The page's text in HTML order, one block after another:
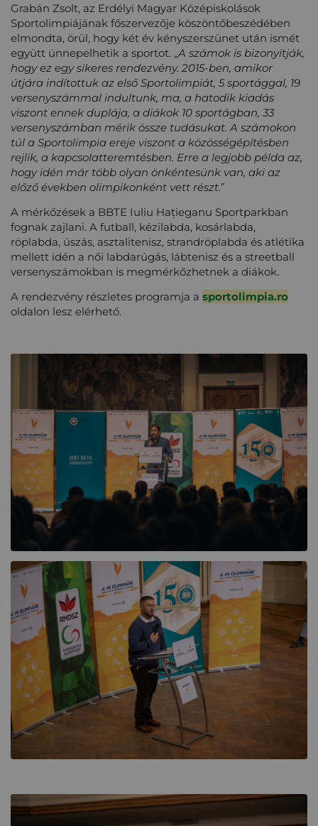
Grabán Zsolt, az Erdélyi Magyar Középiskolások
Sportolimpiájának főszervezője köszöntőbeszédében
elmondta, örül, hogy két év kényszerszünet után ismét
együtt ünnepelhetik a sportot. „A számok is bizonyítják,
hogy ez egy sikeres rendezvény. 2015-ben, amikor
útjára indítottuk az első Sportolimpiát, 5 sportággal, 19
versenyszámmal indultunk, ma, a hatodik kiadás
viszont ennek duplája, a diákok 10 sportágban, 33
versenyszámban mérik össze tudásukat. A számokon
túl a Sportolimpia ereje viszont a közösségépítésben
rejlik, a kapcsolatteremtésben. Erre a legjobb példa az,
hogy idén már több olyan önkéntesünk van, aki az
előző években olimpikonként vett részt.”
A mérkőzések a BBTE Iuliu Hațieganu Sportparkban
fognak zajlani. A futball, kézilabda, kosárlabda,
röplabda, úszás, asztalitenisz, strandröplabda és atlétika
mellett idén a női labdarúgás, lábtenisz és a streetball
versenyszámokban is megmérkőzhetnek a diákok.
A rendezvény részletes programja a sportolimpia.ro
oldalon lesz elérhető.